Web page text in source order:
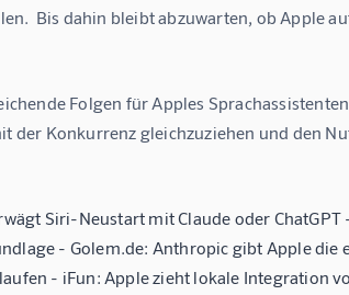
Bis dahin bleibt abzuwarten, ob Apple
Folgen für Apples Sprachassistenten
der Konkurrenz gleichzuziehen und den
Siri-Neustart mit Claude oder ChatGPT
- Golem.de: Anthropic gibt Apple die
- iFun: Apple zieht lokale Integration